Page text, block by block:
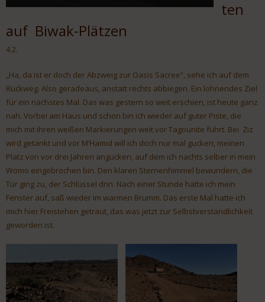
ten
auf Biwak-Plätzen
4.2.
„Ha, da ist er doch der Abzweig zur Oasis Sacree“, sehe ich auf dem
Rückweg. Also geradeaus, anstatt rechts abbiegen. Ein lohnendes Ziel
für ein nächstes Mal. Das was gestern so weit erschien, ist heute ganz
nah. Vorbei am Haus und schon bin ich wieder auf guter Piste, die
mich mit ihren weißen Markierungen weit vor Tagounite führt. Bei Ziz
wird getankt und vor M’Hamid will ich doch nur mal gucken, meinen
Platz von vor drei Jahren angucken, auf dem ich nachts selber in mein
Womo eingebrochen bin. Den klaren Sternenhimmel bewundern, die
Tür ging zu, der Schlüssel drin. Nach einer Stunde hatte ich mein
Fenster auf, saß wieder im warmen Brumm. Das erste Mal hatte ich
mich hier Freistehen getraut, das was jetzt zur Selbstverständlichkeit
geworden ist.